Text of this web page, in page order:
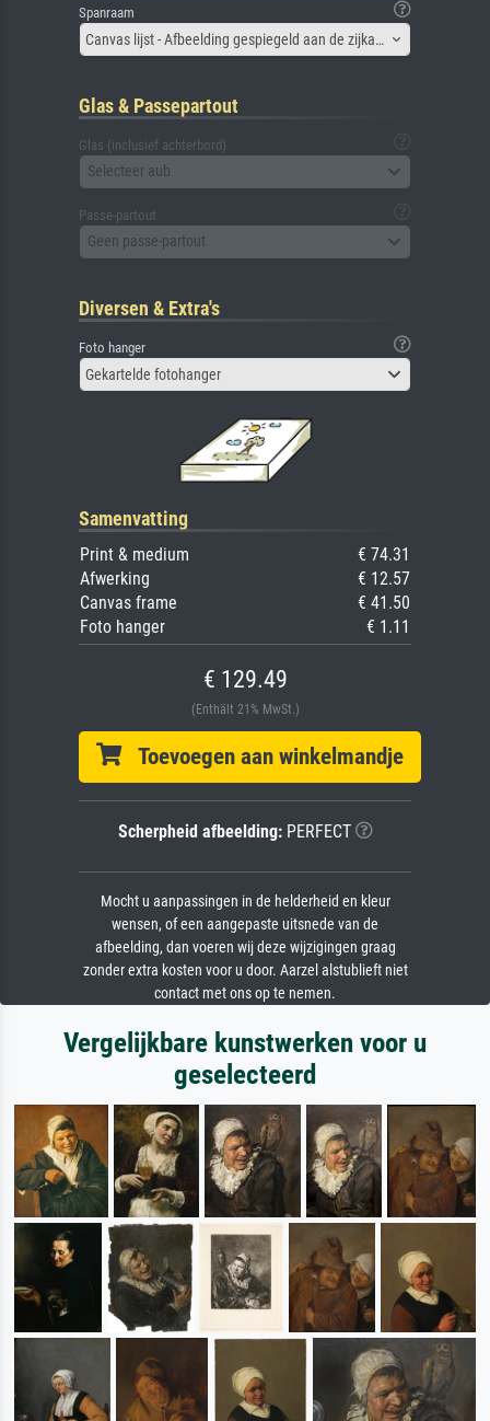
Spanraam
Canvas lijst - Afbeelding gespiegeld aan de zijkant
Glas & Passepartout
Glas (inclusief achterbord)
Selecteer aub
Passe-partout
Geen passe-partout
Diversen & Extra's
Foto hanger
Gekartelde fotohanger
Samenvatting
Print & medium
€ 74.31
Afwerking
€ 12.57
Canvas frame
€ 41.50
Foto hanger
€ 1.11
€ 129.49
(Enthält 21% MwSt.)
Toevoegen aan winkelmandje
Scherpheid afbeelding:PERFECT
Mocht u aanpassingen in de helderheid en kleur
wensen, of een aangepaste uitsnede van de
afbeelding, dan voeren wij deze wijzigingen graag
zonder extra kosten voor u door. Aarzel alstublieft niet
contact met ons op te nemen.
Vergelijkbare kunstwerken voor u
geselecteerd